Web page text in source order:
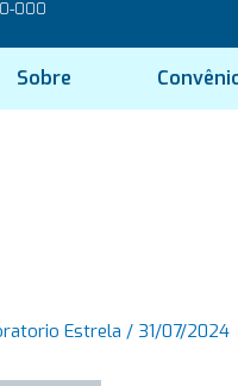
000
Sobre
Estrela/ 31/07/2024